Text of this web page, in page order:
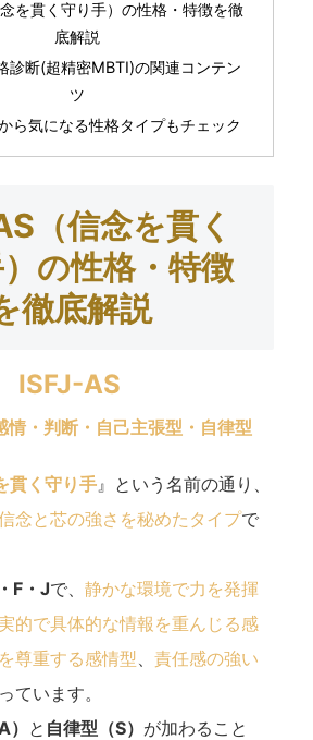
を貫く守り手）の性格・特徴を徹
底解説
診断(超精密MBTI)の関連コンテン
ツ
ら気になる性格タイプもチェック
（信念を貫く
の性格・特徴
徹底解説
ISFJ-AS
情・判断・自己主張型・自律型
貫く守り手 』という名前の通り、
念と芯の強さを秘めたタイプで
F・Jで、 静かな環境で力を発揮
的で具体的な情報を重んじる感
尊重する感情型
責任感の強い
ています。
と 自律型（S） が加わること